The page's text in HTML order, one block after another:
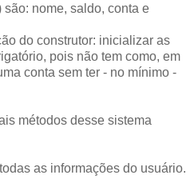
nome, saldo, conta e
do construtor: inicializar as
pois não tem como, em
conta sem ter - no mínimo -
métodos desse sistema
as informações do usuário.